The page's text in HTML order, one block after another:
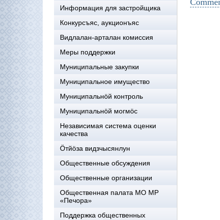
Информация для застройщика
Конкурсъяс, аукционъяс
Видлалан-арталан комиссия
Меры поддержки
Муниципальные закупки
Муниципальное имущество
Муниципальнӧй контроль
Муниципальнöй могмöс
Независимая система оценки
качества
Öтйöза видзчысянлун
Общественные обсуждения
Общественные организации
Общественная палата МО МР
«Печора»
Поддержка общественных